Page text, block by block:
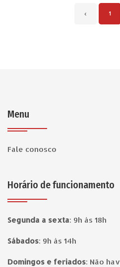
‹ 1
Menu
Fale conosco
Horário de funcionamento
Segunda a sexta: 9h às 18h
Sábados: 9h às 14h
Domingos e feriados: Não